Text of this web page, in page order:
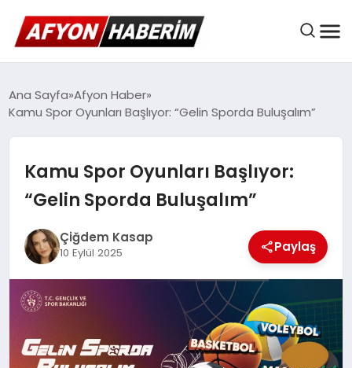
AFYON HABER
BELEDIYELER
EKONOMI
Ana Sayfa Afyon Haber
Kamu Spor Oyunları Başlıyor: “Gelin Sporda Buluşalım”
Kamu Spor Oyunları Başlıyor:
“Gelin Sporda Buluşalım”
Çiğdem Kasap
10 Eylül 2025 Paylaş